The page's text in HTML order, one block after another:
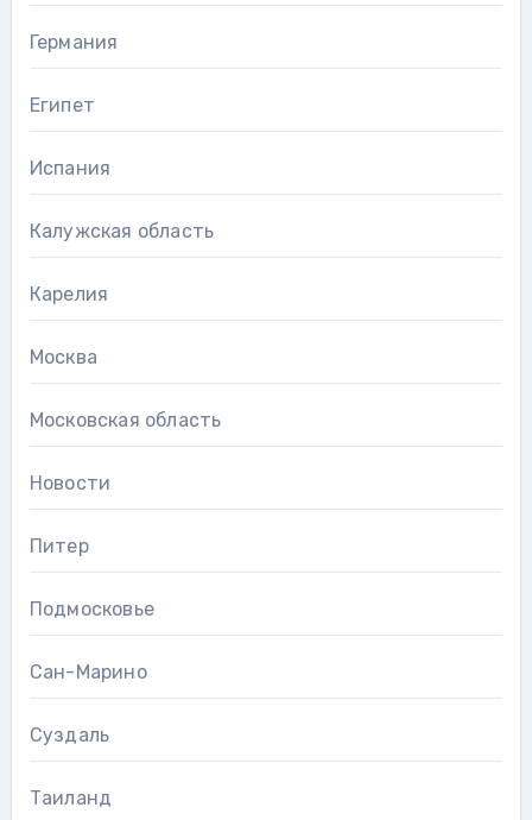
Германия
Египет
Испания
Калужская область
Карелия
Москва
Московская область
Новости
Питер
Подмосковье
Сан-Марино
Суздаль
Таиланд